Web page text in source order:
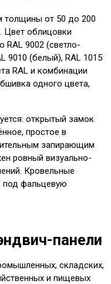
толщины от 50 до 200
облицовки
RAL 9002 (светло-
9010 (белый), RAL 1015
RAL и комбинации
одного цвета,
открытый замок
простое в
запирающим
ровный визуально-
Кровельные
под фальцевую
панели
складских,
и пищевых